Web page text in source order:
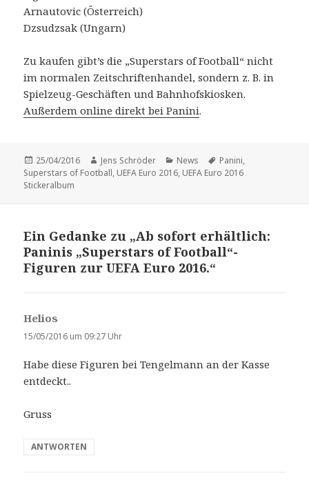
Arnautovic (Österreich)
Dzsudzsak (Ungarn)
Zu kaufen gibt’s die „Superstars of Football“ nicht
im normalen Zeitschriftenhandel, sondern z. B. in
Spielzeug-Geschäften und Bahnhofskiosken.
Außerdem online direkt bei Panini.
Veröffentlicht
am
25/04/2016 Autor
Jens Schröder Kategorien
News Schlagwörter
Panini,
Superstars of Football, UEFA Euro 2016, UEFA Euro 2016
Stickeralbum
Ein Gedanke zu „Ab sofort erhältlich:
Paninis „Superstars of Football“-
Figuren zur UEFA Euro 2016.“
Helios
a
t
:
15/05/2016 um 09:27 Uhr
Habe diese Figuren bei Tengelmann an der Kasse
entdeckt..
Gruss
ANTWORTEN